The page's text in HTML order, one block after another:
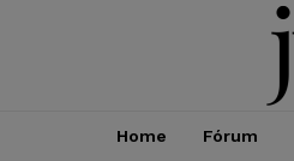
Home Fórum